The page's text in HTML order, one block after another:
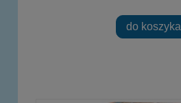
do koszyka